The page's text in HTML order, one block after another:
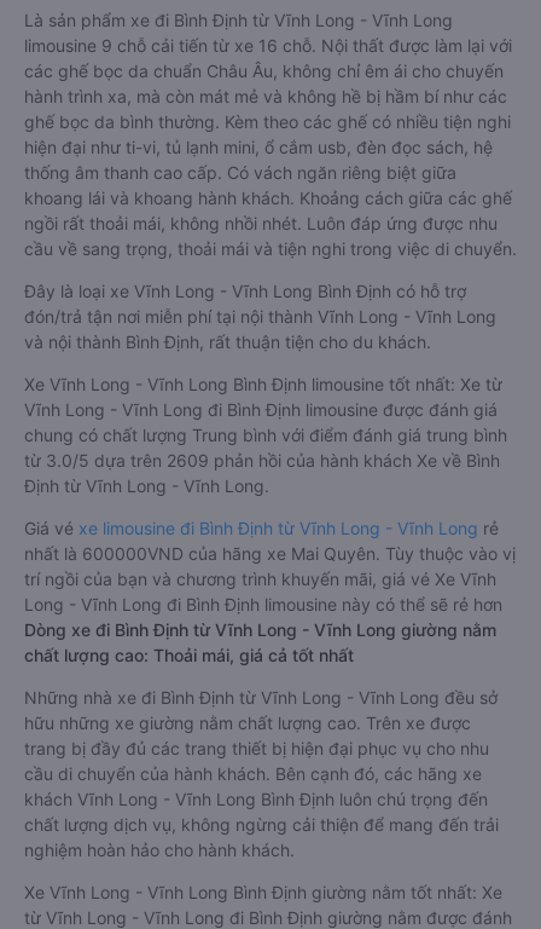
Là sản phẩm xe đi Bình Định từ Vĩnh Long - Vĩnh Long
limousine 9 chỗ cải tiến từ xe 16 chỗ. Nội thất được làm lại với
các ghế bọc da chuẩn Châu Âu, không chỉ êm ái cho chuyến
hành trình xa, mà còn mát mẻ và không hề bị hầm bí như các
ghế bọc da bình thường. Kèm theo các ghế có nhiều tiện nghi
hiện đại như ti-vi, tủ lạnh mini, ổ cắm usb, đèn đọc sách, hệ
thống âm thanh cao cấp. Có vách ngăn riêng biệt giữa
khoang lái và khoang hành khách. Khoảng cách giữa các ghế
ngồi rất thoải mái, không nhồi nhét. Luôn đáp ứng được nhu
cầu về sang trọng, thoải mái và tiện nghi trong việc di chuyển.
Đây là loại xe Vĩnh Long - Vĩnh Long Bình Định có hỗ trợ
đón/trả tận nơi miễn phí tại nội thành Vĩnh Long - Vĩnh Long
và nội thành Bình Định, rất thuận tiện cho du khách.
Xe Vĩnh Long - Vĩnh Long Bình Định limousine tốt nhất: Xe từ
Vĩnh Long - Vĩnh Long đi Bình Định limousine được đánh giá
chung có chất lượng Trung bình với điểm đánh giá trung bình
từ 3.0/5 dựa trên 2609 phản hồi của hành khách Xe về Bình
Định từ Vĩnh Long - Vĩnh Long.
Giá vé xe limousine đi Bình Định từ Vĩnh Long - Vĩnh Long rẻ
nhất là 600000VND của hãng xe Mai Quyên. Tùy thuộc vào vị
trí ngồi của bạn và chương trình khuyến mãi, giá vé Xe Vĩnh
Long - Vĩnh Long đi Bình Định limousine này có thể sẽ rẻ hơn
Dòng xe đi Bình Định từ Vĩnh Long - Vĩnh Long giường nằm
chất lượng cao: Thoải mái, giá cả tốt nhất
Những nhà xe đi Bình Định từ Vĩnh Long - Vĩnh Long đều sở
hữu những xe giường nằm chất lượng cao. Trên xe được
trang bị đầy đủ các trang thiết bị hiện đại phục vụ cho nhu
cầu di chuyển của hành khách. Bên cạnh đó, các hãng xe
khách Vĩnh Long - Vĩnh Long Bình Định luôn chú trọng đến
chất lượng dịch vụ, không ngừng cải thiện để mang đến trải
nghiệm hoàn hảo cho hành khách.
Xe Vĩnh Long - Vĩnh Long Bình Định giường nằm tốt nhất: Xe
từ Vĩnh Long - Vĩnh Long đi Bình Định giường nằm được đánh